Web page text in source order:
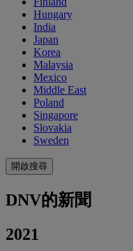
Hungary
India
Japan
Korea
Malaysia
Mexico
Middle East
Poland
Singapore
Slovakia
Sweden
開啟搜尋
DNV的新聞
2021